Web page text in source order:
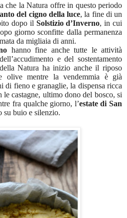
che la Natura offre in questo periodo
del cigno della luce, la fine di un
dopo il Solstizio d’Inverno, in cui
giorno sconfitte dalla permanenza
da migliaia di anni.
hanno fine anche tutte le attività
e del sostentamento
Natura ha inizio anche il riposo
olive mentre la vendemmia è già
di fieno e granaglie, la dispensa ricca
le castagne, ultimo dono del bosco, si
fra qualche giorno, l’estate di San
su buio e silenzio.